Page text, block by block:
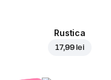
Rustica
17,99 lei